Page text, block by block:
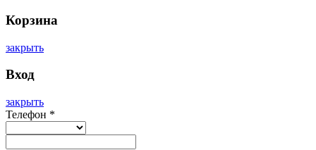
Корзина
закрыть
Вход
закрыть
Телефон *